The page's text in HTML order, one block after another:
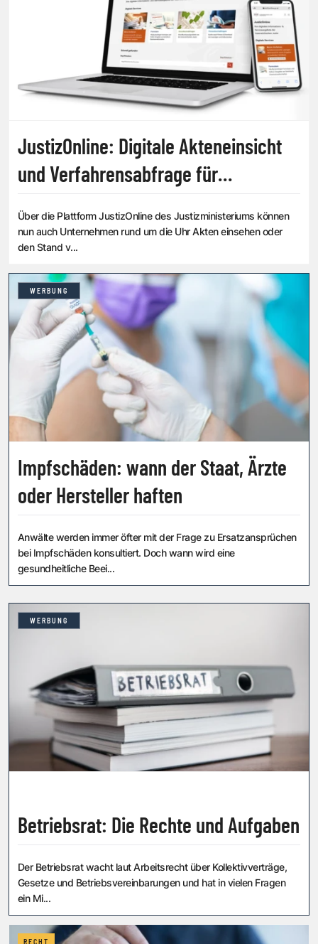
JustizOnline: Digitale Akteneinsicht
und Verfahrensabfrage für
Über die Plattform JustizOnline des Justizministeriums können
nun auch Unternehmen rund um die Uhr Akten einsehen oder
den Stand v...
WERBUNG
Impfschäden: wann der Staat, Ärzte
oder Hersteller haften
Anwälte werden immer öfter mit der Frage zu Ersatzansprüchen
bei Impfschäden konsultiert. Doch wann wird eine
gesundheitliche Beei...
WERBUNG
Betriebsrat: Die Rechte und Aufgaben
Der Betriebsrat wacht laut Arbeitsrecht über Kollektivverträge,
Gesetze und Betriebsvereinbarungen und hat in vielen Fragen
ein Mi...
RECHT